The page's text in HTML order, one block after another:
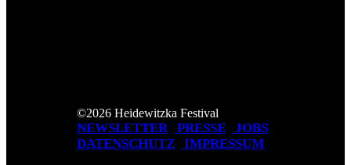
©2026 Heidewitzka Festival
NEWSLETTER PRESSE
JOBS
DATENSCHUTZ
IMPRESSUM